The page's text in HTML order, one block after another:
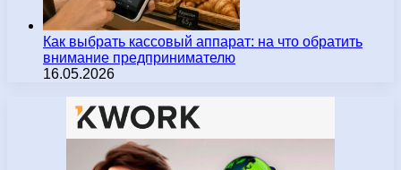
Как выбрать кассовый аппарат: на что обратить
внимание предпринимателю
16.05.2026